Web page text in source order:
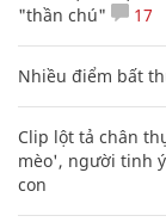
"thần chú"
17
Nhiều điểm bất
Clip lột tả chân
mèo', người tinh
con